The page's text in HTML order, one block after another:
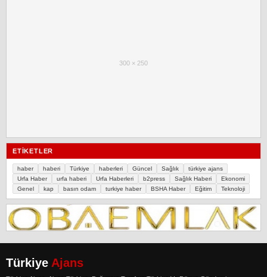
300 × 250
ETIKETLER
haber haberi Türkiye haberleri Güncel Sağlık
türkiye ajans
Urfa Haber
urfa haberi Urfa Haberleri b2press Sağlık Haberi
Ekonomi
Genel
kap basın odam turkiye haber BSHA Haber Eğitim Teknoloji
Türkiye Ajans